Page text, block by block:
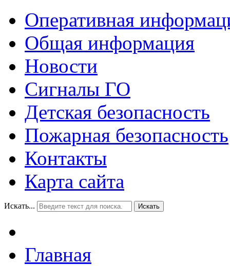
Оперативная
Общая информация
Новости
Сигналы ГО
Детская безопасность
Пожарная безопасность
Контакты
Карта сайта
Искать... Искать
Главная